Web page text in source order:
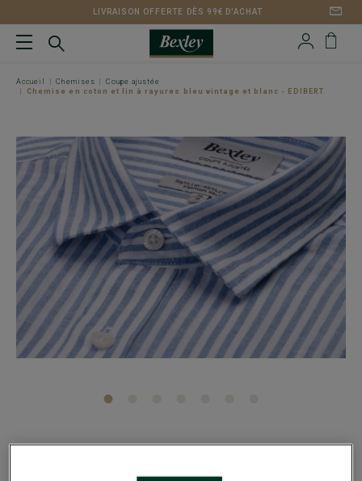
LIVRAISON OFFERTE DÈS 99€ D'ACHAT
Accueil Chemises
Coupe ajustée
Chemise en coton et lin à rayures bleu vintage et blanc - EDIBERT